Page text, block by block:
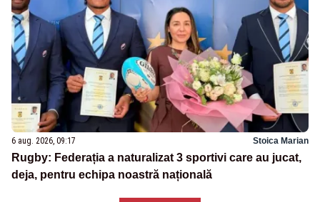
6 aug. 2026, 09:17 Stoica Marian
Rugby: Federația a naturalizat 3 sportivi care au jucat,
deja, pentru echipa noastră națională